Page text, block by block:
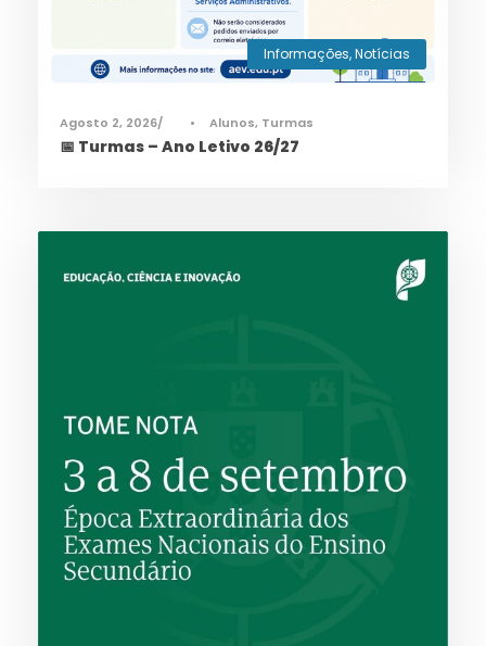
Informações,Notícias
Agosto 2, 2026 • Alunos, Turmas
📅 Turmas – Ano Letivo 26/27